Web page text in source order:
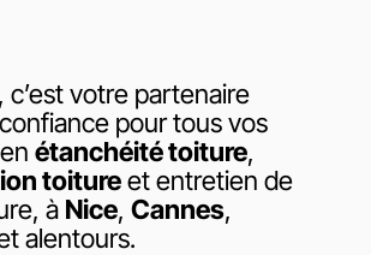
, c’est votre partenaire
pour tous vos
enétanchéité toiture,
toitureet entretien de
à Nice,Cannes,
alentours.